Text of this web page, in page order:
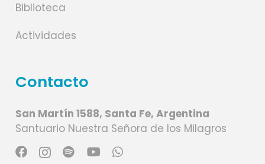
Biblioteca
Actividades
Contacto
San Martín 1588, Santa Fe, Argentina
Santuario Nuestra Señora de los Milagros